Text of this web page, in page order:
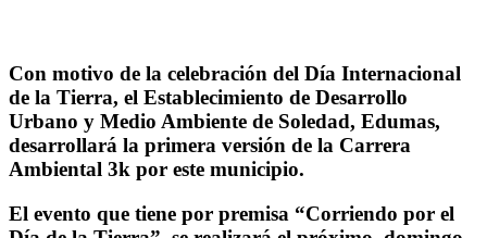
Con motivo de la celebración del Día Internacional
de la Tierra, el Establecimiento de Desarrollo
Urbano y Medio Ambiente de Soledad, Edumas,
desarrollará la primera versión de la Carrera
Ambiental 3k por este municipio.
El evento que tiene por premisa “Corriendo por el